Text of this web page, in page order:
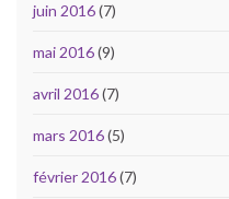
juin 2016(7)
mai 2016(9)
avril 2016(7)
mars 2016(5)
février 2016(7)